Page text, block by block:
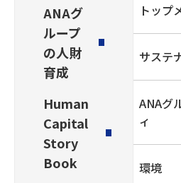
ANAグ
ループ
の人財
育成
Human
Capital
Story
Book
トップ
サステ
ANAグ
ィ
環境